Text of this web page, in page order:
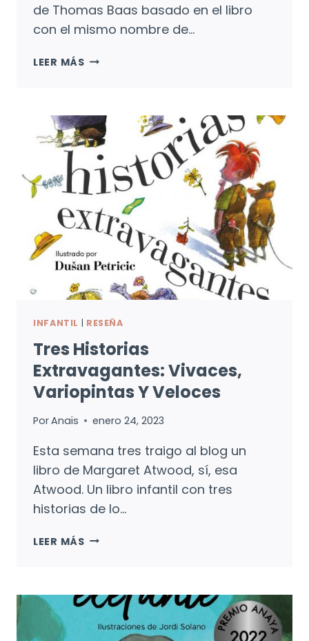
de Thomas Baas basado en el libro
con el mismo nombre de…
LEER MÁSCARTAS
0
A
10:
UNA
VIDA
DELANTE
INFANTIL | RESEÑA
Tres Historias
Extravagantes: Vivaces,
Variopintas Y Veloces
PorAnaïs enero 24, 2023
Esta semana tres traigo al blog un
libro de Margaret Atwood, sí, esa
Atwood. Un libro infantil con tres
historias de lo…
LEER MÁSTRES
VARIOPINTAS
VELOCES